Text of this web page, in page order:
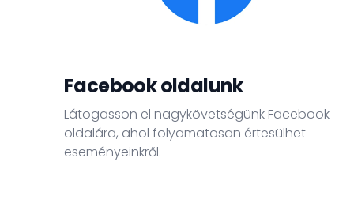
Facebook oldalunk
Látogasson el nagykövetségünk Facebook
oldalára, ahol folyamatosan értesülhet
eseményeinkről.